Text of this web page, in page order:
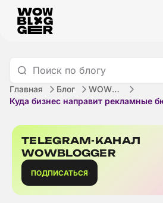
Главная Блог
WOWBLOGGER
Куда бизнес направит рекламные
TELEGRAM-КАНАЛ
WOWBLOGGER
ПОДПИСАТЬСЯ